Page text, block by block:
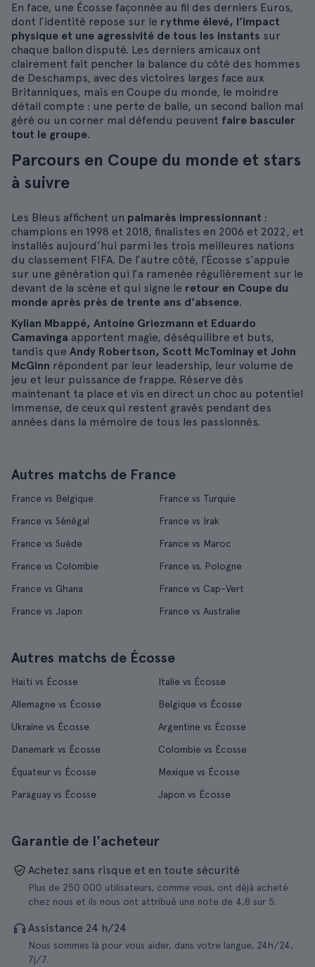
En face, une Écosse façonnée au fil des derniers Euros,
dont l’identité repose sur le rythme élevé, l’impact
physique et une agressivité de tous les instants sur
chaque ballon disputé. Les derniers amicaux ont
clairement fait pencher la balance du côté des hommes
de Deschamps, avec des victoires larges face aux
Britanniques, mais en Coupe du monde, le moindre
détail compte : une perte de balle, un second ballon mal
géré ou un corner mal défendu peuvent faire basculer
tout le groupe.
Parcours en Coupe du monde et stars
à suivre
Les Bleus affichent un palmarès impressionnant :
champions en 1998 et 2018, finalistes en 2006 et 2022, et
installés aujourd’hui parmi les trois meilleures nations
du classement FIFA. De l’autre côté, l’Écosse s’appuie
sur une génération qui l’a ramenée régulièrement sur le
devant de la scène et qui signe le retour en Coupe du
monde après près de trente ans d’absence.
Kylian Mbappé, Antoine Griezmann et Eduardo
Camavinga apportent magie, déséquilibre et buts,
tandis que Andy Robertson, Scott McTominay et John
McGinn répondent par leur leadership, leur volume de
jeu et leur puissance de frappe. Réserve dès
maintenant ta place et vis en direct un choc au potentiel
immense, de ceux qui restent gravés pendant des
années dans la mémoire de tous les passionnés.
Autres matchs de France
France vs Belgique
France vs Turquie
France vs Sénégal
France vs Irak
France vs Suède
France vs Maroc
France vs Colombie
France vs. Pologne
France vs Ghana
France vs Cap-Vert
France vs Japon
France vs Australie
Autres matchs de Écosse
Haïti vs Écosse
Italie vs Écosse
Allemagne vs Écosse
Belgique vs Écosse
Ukraine vs Écosse
Argentine vs Écosse
Danemark vs Écosse
Colombie vs Écosse
Équateur vs Écosse
Mexique vs Écosse
Paraguay vs Écosse
Japon vs Écosse
Garantie de l'acheteur
Achetez sans risque et en toute sécurité
Plus de 250 000 utilisateurs, comme vous, ont déjà acheté
chez nous et ils nous ont attribué une note de 4,8 sur 5.
Assistance 24 h/24
Nous sommes là pour vous aider, dans votre langue, 24h/24,
7j/7.